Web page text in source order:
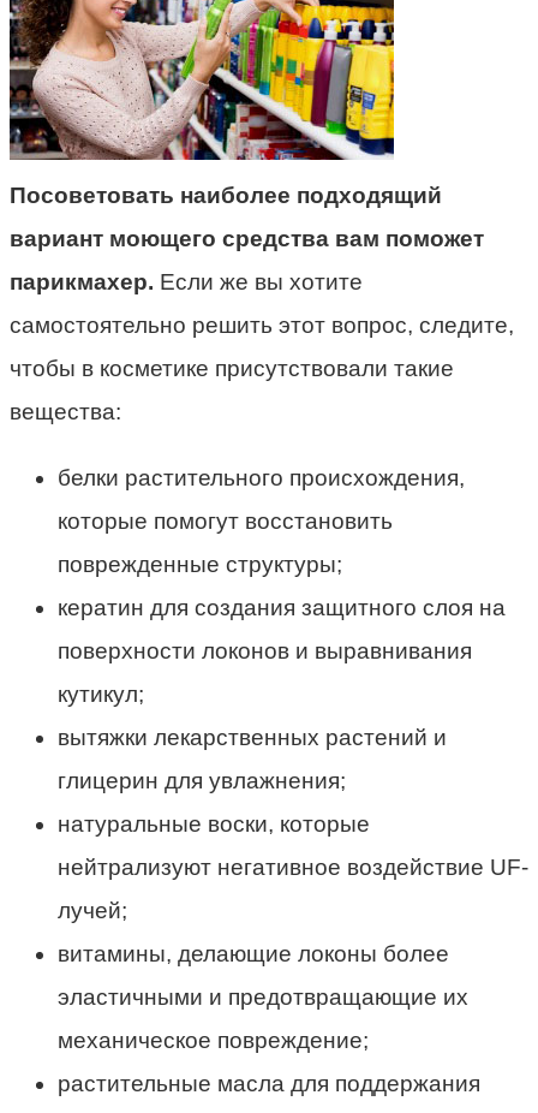
Посоветовать наиболее подходящий
вариант моющего средства вам поможет
парикмахер. Если же вы хотите
самостоятельно решить этот вопрос, следите,
чтобы в косметике присутствовали такие
вещества:
белки растительного происхождения,
которые помогут восстановить
поврежденные структуры;
кератин для создания защитного слоя на
поверхности локонов и выравнивания
кутикул;
вытяжки лекарственных растений и
глицерин для увлажнения;
натуральные воски, которые
нейтрализуют негативное воздействие UF-
лучей;
витамины, делающие локоны более
эластичными и предотвращающие их
механическое повреждение;
растительные масла для поддержания